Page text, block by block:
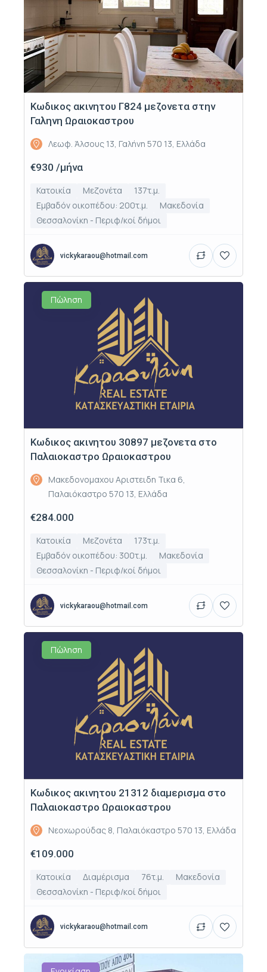
Κωδικος ακινητου Γ824 μεζονετα στην
Γαληνη Ωραιοκαστρου
Λεωφ. Άλσους 13, Γαλήνη 570 13, Ελλάδα
€930 /μήνα
Κατοικία Μεζονέτα
137τ.μ.
Εμβαδόν οικοπέδου: 200τ.μ.
Μακεδονία
Θεσσαλονίκη - Περιφ/κοί δήμοι
vickykaraou@hotmail.com
Πώληση
Κωδικος ακινητου 30897 μεζονετα στο
Παλαιοκαστρο Ωραιοκαστρου
Μακεδονομαχου Αριστειδη Τικα 6,
Παλαιόκαστρο 570 13, Ελλάδα
€284.000
Κατοικία Μεζονέτα
173τ.μ.
Εμβαδόν οικοπέδου: 300τ.μ.
Μακεδονία
Θεσσαλονίκη - Περιφ/κοί δήμοι
vickykaraou@hotmail.com
Πώληση
Κωδικος ακινητου 21312 διαμερισμα στο
Παλαιοκαστρο Ωραιοκαστρου
Νεοχωρούδας 8, Παλαιόκαστρο 570 13, Ελλάδα
€109.000
Κατοικία Διαμέρισμα 76τ.μ.
Μακεδονία
Θεσσαλονίκη - Περιφ/κοί δήμοι
vickykaraou@hotmail.com